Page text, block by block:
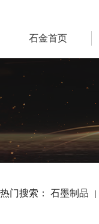
石金首页
热门搜索： 石墨制品 |